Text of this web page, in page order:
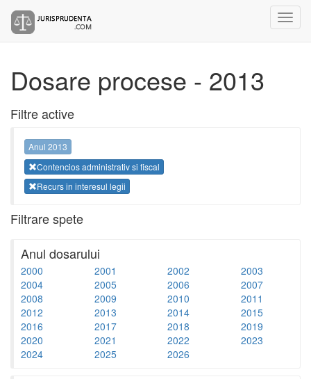
Dosare procese - 2013
Filtre active
Anul 2013
Contencios administrativ si fiscal
Recurs in interesul legii
Filtrare spete
Anul dosarului
2000 2001 2002
2003
2004
2005 2006
2007
2008
2009 2010
2011
2012
2013 2014
2015
2016
2017 2018
2019
2020
2021 2022
2023
2024
2025 2026